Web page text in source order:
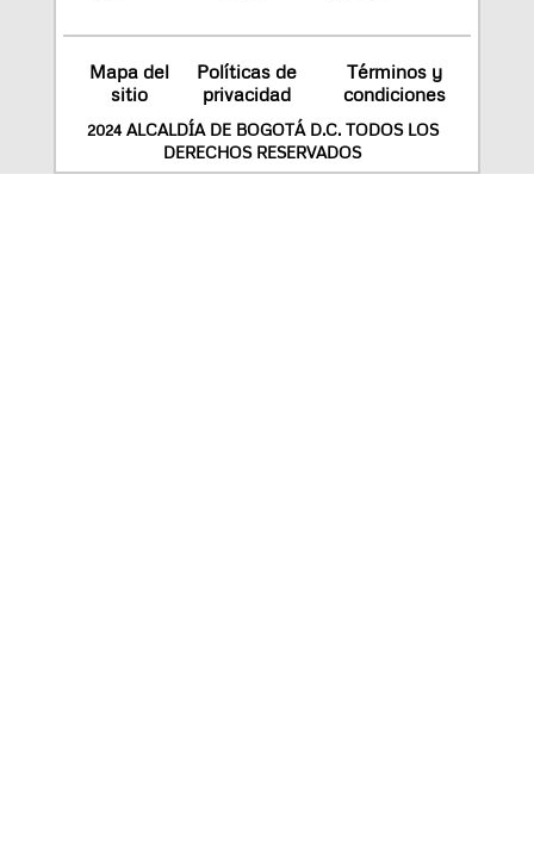
Mapa del
sitio
Políticas de
privacidad
Términos y
condiciones
2024 ALCALDÍA DE BOGOTÁ D.C. TODOS LOS
DERECHOS RESERVADOS